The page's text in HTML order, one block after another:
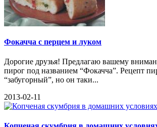
Фокачча с перцем и луком
Дорогие друзья! Предлагаю вашему
пирог под названием “Фокачча”. Рецепт
“забугорный”, но он таки...
2013-02-11